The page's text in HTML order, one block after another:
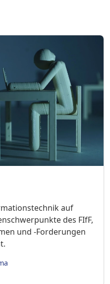
auf
des FIfF,
und -Forderungen